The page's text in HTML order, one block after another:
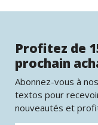
Profitez de
prochain
Abonnez-vous à
textos pour
nouveautés et